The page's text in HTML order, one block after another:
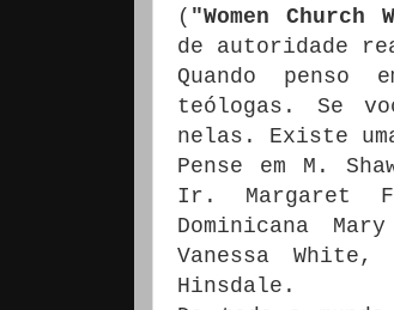
( "Women
de autoridade
Quando penso
teólogas. Se
nelas. Existe
Pense em M.
Ir. Margaret
Dominicana
Vanessa
Hinsdale.